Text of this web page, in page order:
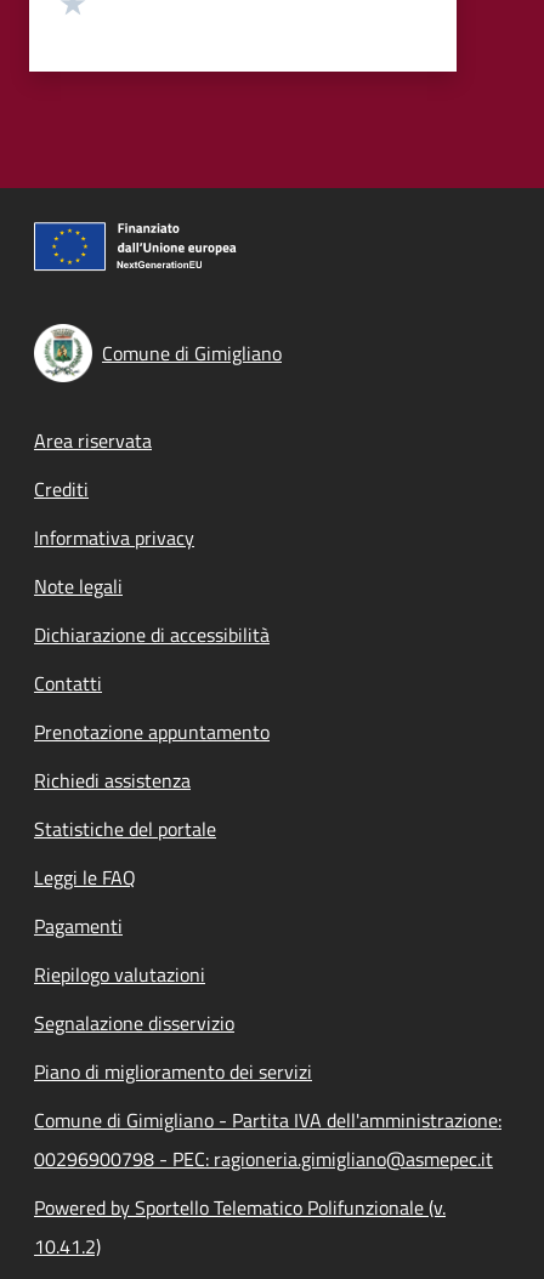
Comune di Gimigliano
Footer menu
Area riservata
Crediti
Informativa privacy
Note legali
Dichiarazione di accessibilità
Contatti
Prenotazione appuntamento
Richiedi assistenza
Statistiche del portale
Leggi le FAQ
Pagamenti
Riepilogo valutazioni
Segnalazione disservizio
Piano di miglioramento dei servizi
Comune di Gimigliano - Partita IVA dell'amministrazione:
00296900798 - PEC: ragioneria.gimigliano@asmepec.it
Powered by Sportello Telematico Polifunzionale (v.
10.41.2)